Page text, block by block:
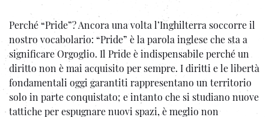
Perché “Pride”? Ancora una volta l’Inghilterra soccorre il
nostro vocabolario: “Pride” è la parola inglese che sta a
significare Orgoglio. Il Pride è indispensabile perché un
diritto non è mai acquisito per sempre. I diritti e le libertà
fondamentali oggi garantiti rappresentano un territorio
solo in parte conquistato; e intanto che si studiano nuove
tattiche per espugnare nuovi spazi, è meglio non